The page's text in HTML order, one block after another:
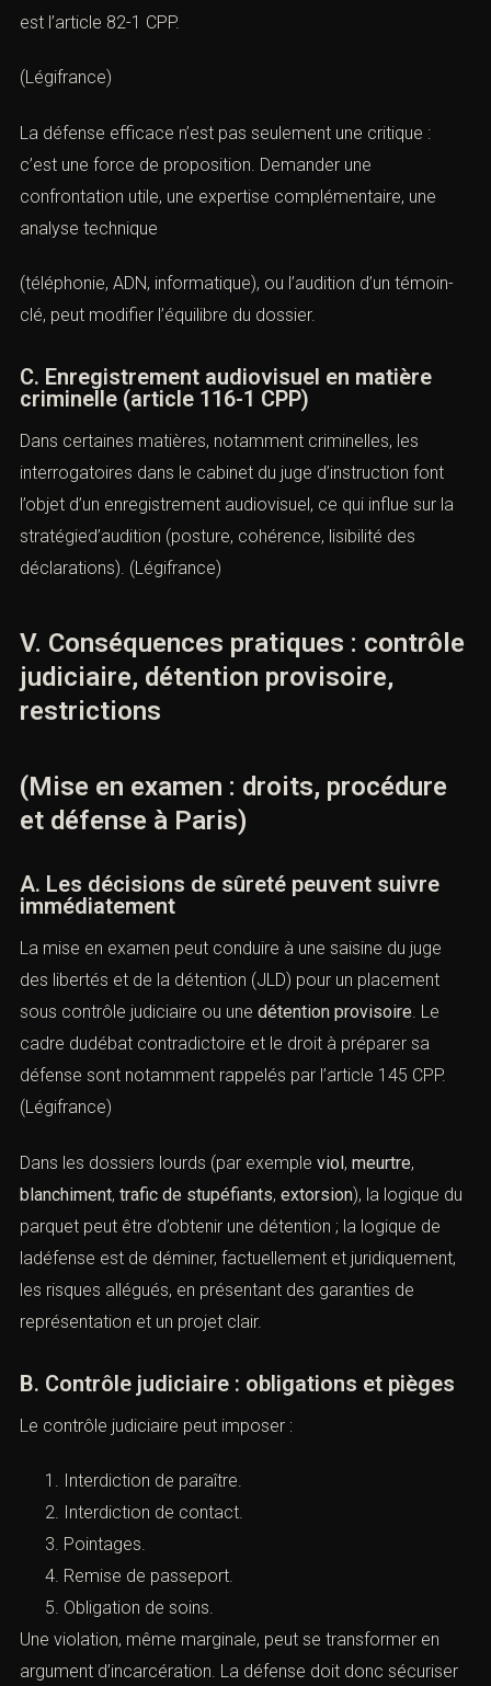
est l’article 82-1 CPP.
(Légifrance)
La défense efficace n’est pas seulement une critique :
c’est une force de proposition. Demander une
confrontation utile, une expertise complémentaire, une
analyse technique
(téléphonie, ADN, informatique), ou l’audition d’un témoin-
clé, peut modifier l’équilibre du dossier.
C. Enregistrement audiovisuel en matière
criminelle (article 116-1 CPP)
Dans certaines matières, notamment criminelles, les
interrogatoires dans le cabinet du juge d’instruction font
l’objet d’un enregistrement audiovisuel, ce qui influe sur la
stratégied’audition (posture, cohérence, lisibilité des
déclarations). (Légifrance)
V. Conséquences pratiques : contrôle
judiciaire, détention provisoire,
restrictions
(Mise en examen : droits, procédure
et défense à Paris)
A. Les décisions de sûreté peuvent suivre
immédiatement
La mise en examen peut conduire à une saisine du juge
des libertés et de la détention (JLD) pour un placement
sous contrôle judiciaire ou une détention provisoire. Le
cadre dudébat contradictoire et le droit à préparer sa
défense sont notamment rappelés par l’article 145 CPP.
(Légifrance)
Dans les dossiers lourds (par exemple viol, meurtre,
blanchiment, trafic de stupéfiants, extorsion), la logique du
parquet peut être d’obtenir une détention ; la logique de
ladéfense est de déminer, factuellement et juridiquement,
les risques allégués, en présentant des garanties de
représentation et un projet clair.
B. Contrôle judiciaire : obligations et pièges
Le contrôle judiciaire peut imposer :
Interdiction de paraître.
Interdiction de contact.
Pointages.
Remise de passeport.
Obligation de soins.
Une violation, même marginale, peut se transformer en
argument d’incarcération. La défense doit donc sécuriser